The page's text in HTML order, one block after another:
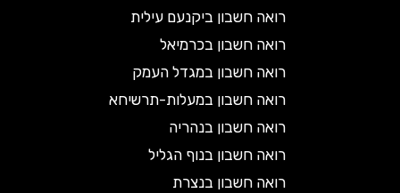
רואה חשבון ביקנעם עילית
רואה חשבון בכרמיאל
רואה חשבון במגדל העמק
רואה חשבון במעלות-תרשיחא
רואה חשבון בנהריה
רואה חשבון בנוף הגליל
רואה חשבון בנצרת